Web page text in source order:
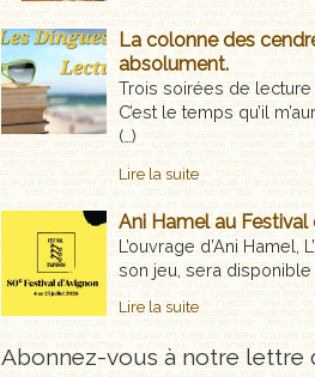
La colonne des
absolument.
Trois soirées de lecture
C’est le temps qu’il
(…)
Lire la suite
Ani Hamel au Festival
L’ouvrage d’Ani Hamel,
son jeu, sera disponible
Lire la suite
Abonnez-vous à notre lettre